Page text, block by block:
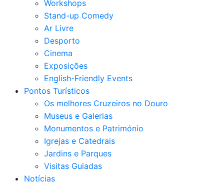
Workshops
Stand-up Comedy
Ar Livre
Desporto
Cinema
Exposições
English-Friendly Events
Pontos Turísticos
Os melhores Cruzeiros no Douro​
Museus e Galerias
Monumentos e Património
Igrejas e Catedrais
Jardins e Parques
Visitas Guiadas
Notícias